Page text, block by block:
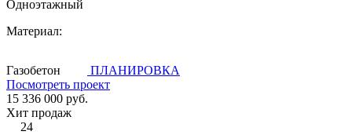
Одноэтажный
Материал:
Газобетон
ПЛАНИРОВКА
Посмотреть проект
15 336 000 руб.
Хит продаж
24